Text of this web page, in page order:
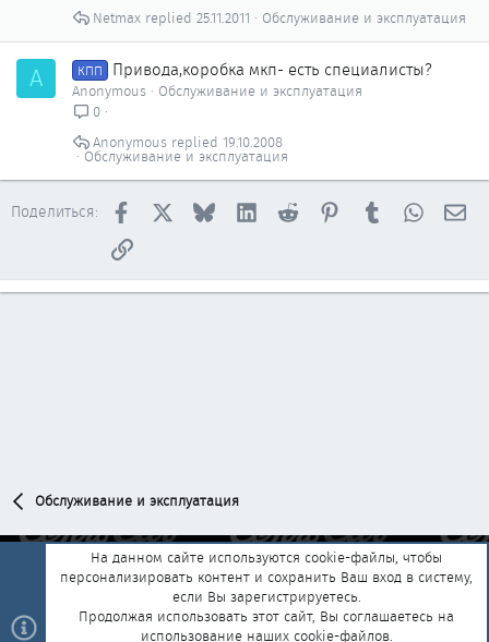
Обслуживание и эксплуатация
25.11.2011
Netmax
A КПП Привода,коробка мкп- есть специалисты?
Anonymous
Обслуживание и эксплуатация
0
Обслуживание и эксплуатация
19.10.2008
Anonymous
Поделиться: Facebook BlueskyLinkedInReddit PinterestTumblr
Ссылка
Обслуживание и эксплуатация
Обратная связь
Условия и правила
Политика конфиденциальности
Помощь Главная
R
На данном сайте используются cookie-файлы, чтобы
персонализировать контент и сохранить Ваш вход в систему,
если Вы зарегистрируетесь.
Продолжая использовать этот сайт, Вы соглашаетесь на
использование наших cookie-файлов.